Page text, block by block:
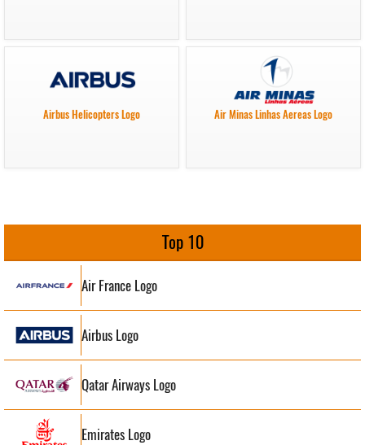
Airbus Helicopters Logo Air Minas Linhas Aereas Logo
Top 10
Air France Logo
Airbus Logo
Qatar Airways Logo
Emirates Logo